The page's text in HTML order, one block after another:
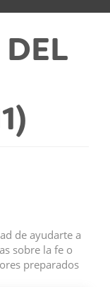
de ayudarte a
sobre la fe o
preparados